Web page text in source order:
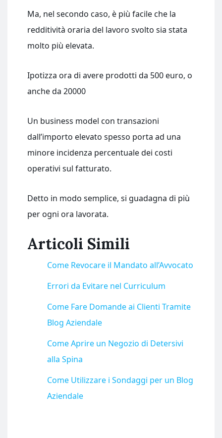
Ma, nel secondo caso, è più facile che la
redditività oraria del lavoro svolto sia stata
molto più elevata.
Ipotizza ora di avere prodotti da 500 euro, o
anche da 20000
Un business model con transazioni
dall’importo elevato spesso porta ad una
minore incidenza percentuale dei costi
operativi sul fatturato.
Detto in modo semplice, si guadagna di più
per ogni ora lavorata.
Articoli Simili
Come Revocare il Mandato all’Avvocato
Errori da Evitare nel Curriculum
Come Fare Domande ai Clienti Tramite
Blog Aziendale
Come Aprire un Negozio di Detersivi
alla Spina
Come Utilizzare i Sondaggi per un Blog
Aziendale